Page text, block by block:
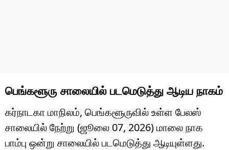
பெங்களூரு சாலையில் படமெடுத்து ஆடிய நாகம்
கர்நாடகா மாநிலம், பெங்களூருவில் உள்ள பேலஸ்
சாலையில் நேற்று (ஜூலை 07, 2026) மாலை நாக
பாம்பு ஒன்று சாலையில் படமெடுத்து ஆடியுள்ளது.